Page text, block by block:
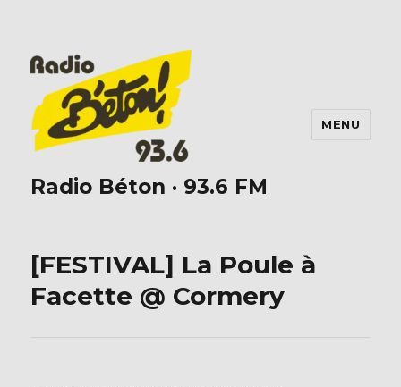
Radio Béton · 93.6 FM
MENU
[FESTIVAL] La Poule à
Facette @ Cormery